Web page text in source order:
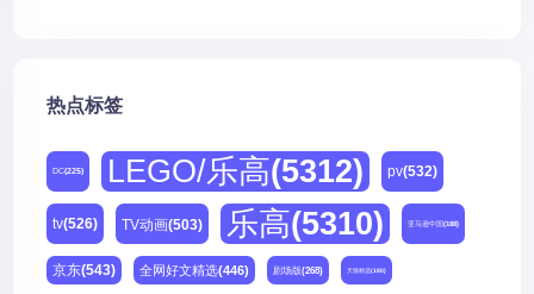
热点标签
DC(225) LEGO/乐高(5312) pv(532)
tv(526) TV动画(503) 乐高(5310) 亚马逊中国(188)
京东(543) 全网好文精选(446) 剧场版(268) 天猫精选(180)